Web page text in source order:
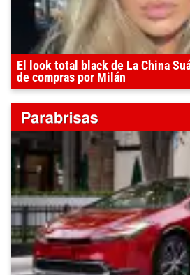
El look total black de La China
de compras por Milán